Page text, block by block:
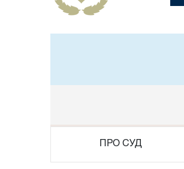
ПРО СУД